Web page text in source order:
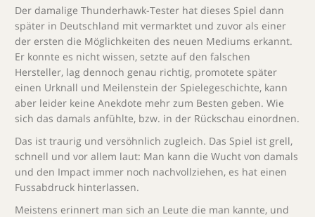
Der damalige Thunderhawk-Tester hat dieses Spiel dann
später in Deutschland mit vermarktet und zuvor als einer
der ersten die Möglichkeiten des neuen Mediums erkannt.
Er konnte es nicht wissen, setzte auf den falschen
Hersteller, lag dennoch genau richtig, promotete später
einen Urknall und Meilenstein der Spielegeschichte, kann
aber leider keine Anekdote mehr zum Besten geben. Wie
sich das damals anfühlte, bzw. in der Rückschau einordnen.
Das ist traurig und versöhnlich zugleich. Das Spiel ist grell,
schnell und vor allem laut: Man kann die Wucht von damals
und den Impact immer noch nachvollziehen, es hat einen
Fussabdruck hinterlassen.
Meistens erinnert man sich an Leute die man kannte, und